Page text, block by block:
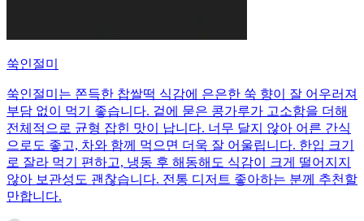
쑥인절미
쑥인절미는 쫀득한 찹쌀떡 식감에 은은한 쑥 향이 잘 어우러져
부담 없이 먹기 좋습니다. 겉에 묻은 콩가루가 고소함을 더해
전체적으로 균형 잡힌 맛이 납니다. 너무 달지 않아 어른 간식
으로도 좋고, 차와 함께 먹으면 더욱 잘 어울립니다. 한입 크기
로 잘라 먹기 편하고, 냉동 후 해동해도 식감이 크게 떨어지지
않아 보관성도 괜찮습니다. 전통 디저트 좋아하는 분께 추천할
만합니다.